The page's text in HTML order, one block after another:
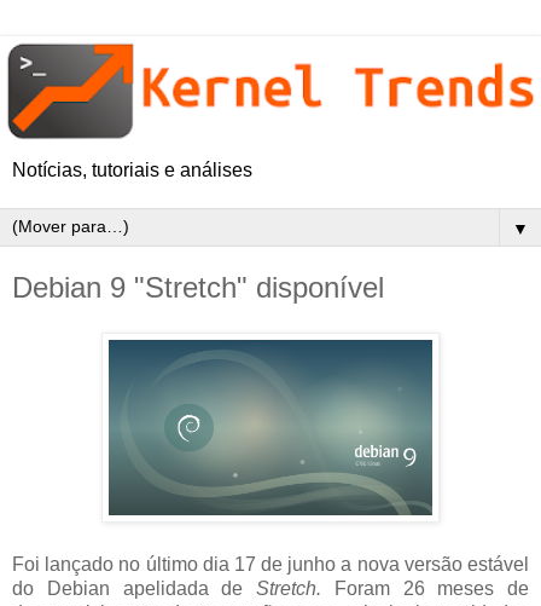
Notícias, tutoriais e análises
▼
Debian 9 "Stretch" disponível
Foi lançado no último dia 17 de junho a nova versão estável
do Debian apelidada de Stretch. Foram 26 meses de